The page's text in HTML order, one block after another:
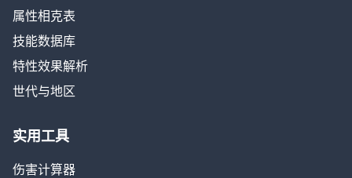
属性相克表
技能数据库
特性效果解析
世代与地区
实用工具
伤害计算器